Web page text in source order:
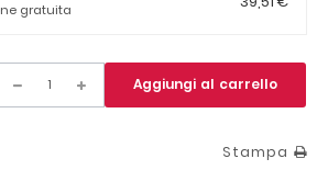
gratuita
Aggiungi al carrello
Stampa